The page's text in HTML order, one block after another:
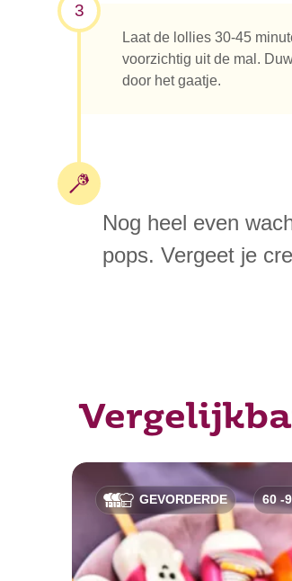
3
Laat de lollies 30-45
voorzichtig uit de mal.
door het gaatje.
Nog heel even
pops. Vergeet je
GEVORDERDE 60 -